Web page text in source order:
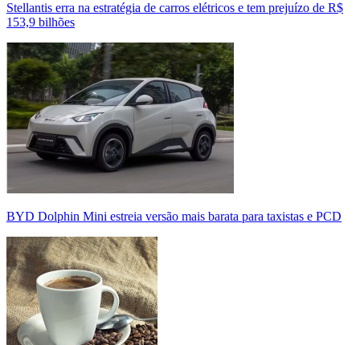
Stellantis erra na estratégia de carros elétricos e tem prejuízo de R$
153,9 bilhões
BYD Dolphin Mini estreia versão mais barata para taxistas e PCD